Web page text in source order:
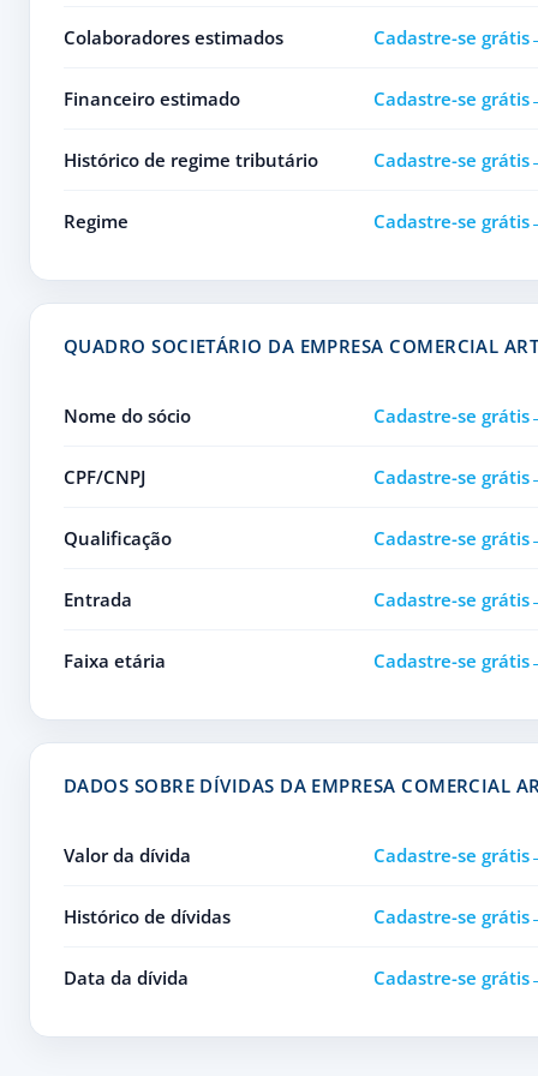
Colaboradores estimados Cadastre-se grátis
Financeiro estimado Cadastre-se grátis
Histórico de regime tributário Cadastre-se grátis
Regime Cadastre-se grátis
QUADRO SOCIETÁRIO DA EMPRESA COMERCIAL
Nome do sócio Cadastre-se grátis
CPF/CNPJ Cadastre-se grátis
Qualificação Cadastre-se grátis
Entrada Cadastre-se grátis
Faixa etária Cadastre-se grátis
DADOS SOBRE DÍVIDAS DA EMPRESA COMERCIAL
Valor da dívida Cadastre-se grátis
Histórico de dívidas Cadastre-se grátis
Data da dívida Cadastre-se grátis